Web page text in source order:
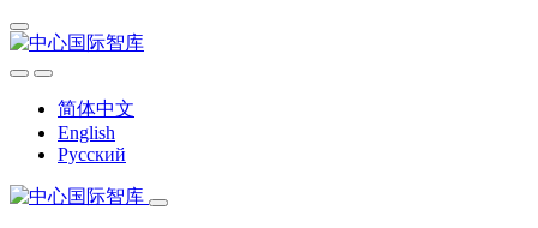
简体中文
English
Русский